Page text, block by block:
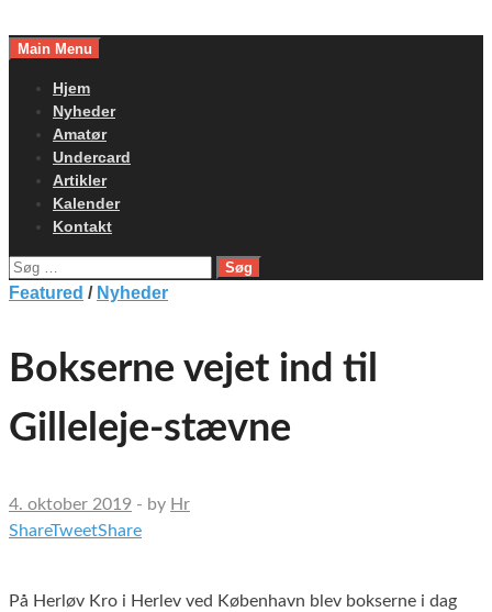
toMain Menu
Hjem
Nyheder
Amatør
Undercard
Artikler
Kalender
Kontakt
Søg
efter:
Featured / Nyheder
Bokserne vejet ind til
Gilleleje-stævne
4. oktober 2019 - by Hr
ShareTweetShare
På Herløv Kro i Herlev ved København blev bokserne i dag